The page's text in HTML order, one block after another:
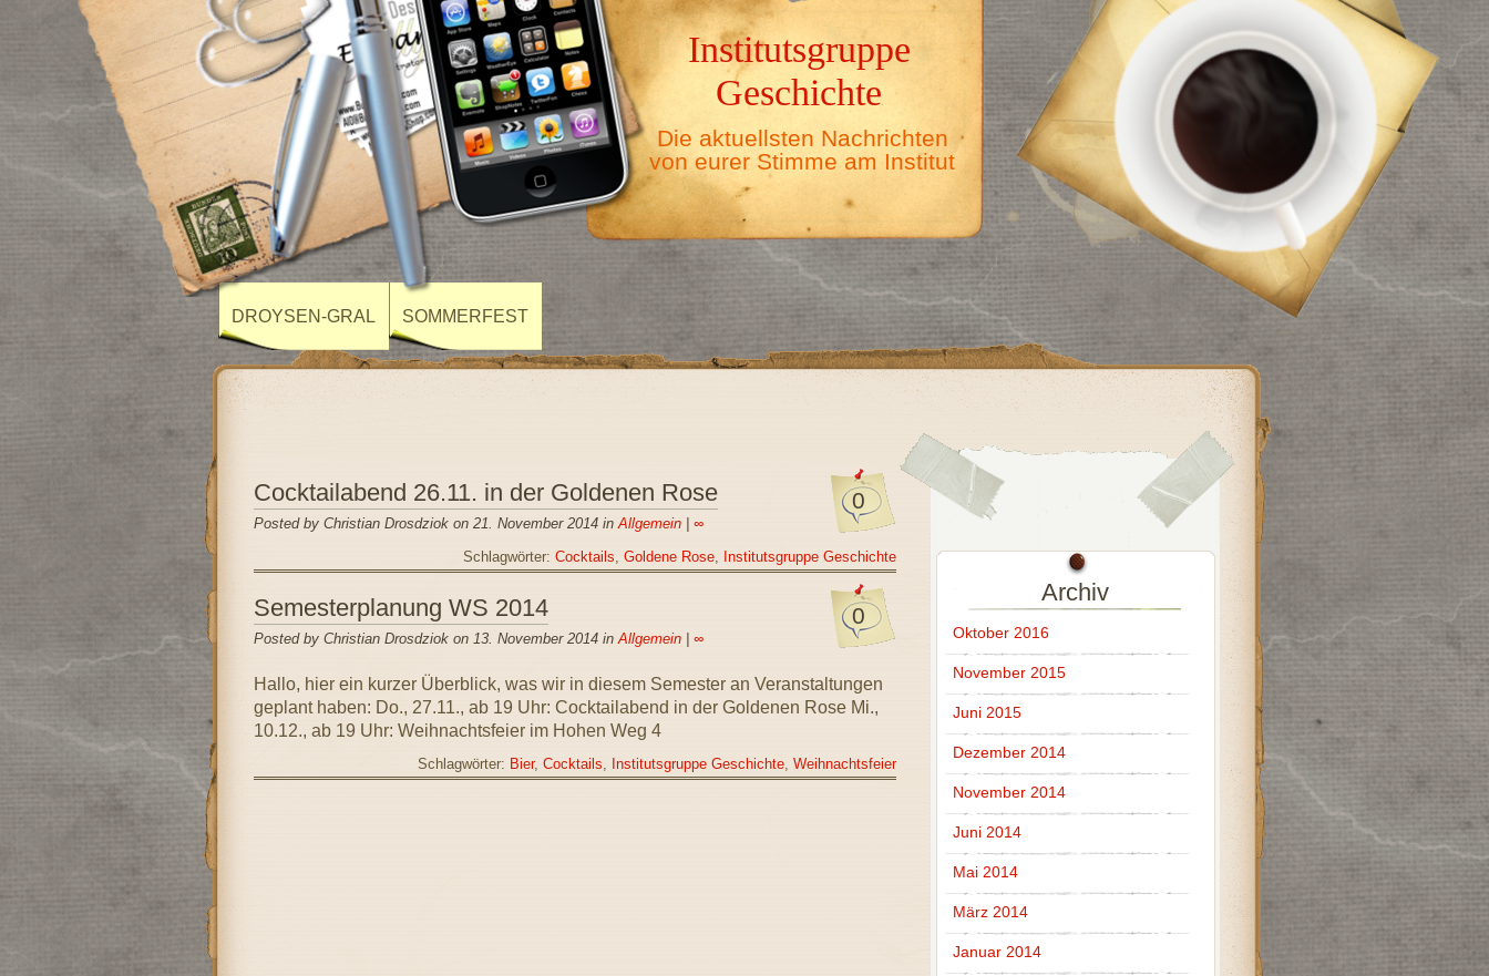
Institutsgruppe
Geschichte
Die aktuellsten Nachrichten
von eurer Stimme am Institut
DROYSEN-GRAL SOMMERFEST
0
Cocktailabend 26.11. in der Goldenen Rose
Posted by Christian Drosdziok on 21. November 2014 inAllgemein| ∞
Schlagwörter: Cocktails, Goldene Rose, Institutsgruppe Geschichte
0
Semesterplanung WS 2014
Posted by Christian Drosdziok on 13. November 2014 inAllgemein| ∞
Hallo, hier ein kurzer Überblick, was wir in diesem Semester an Veranstaltungen
geplant haben: Do., 27.11., ab 19 Uhr: Cocktailabend in der Goldenen Rose Mi.,
10.12., ab 19 Uhr: Weihnachtsfeier im Hohen Weg 4
Schlagwörter: Bier, Cocktails, Institutsgruppe Geschichte, Weihnachtsfeier
Archiv
Oktober 2016
November 2015
Juni 2015
Dezember 2014
November 2014
Juni 2014
Mai 2014
März 2014
Januar 2014